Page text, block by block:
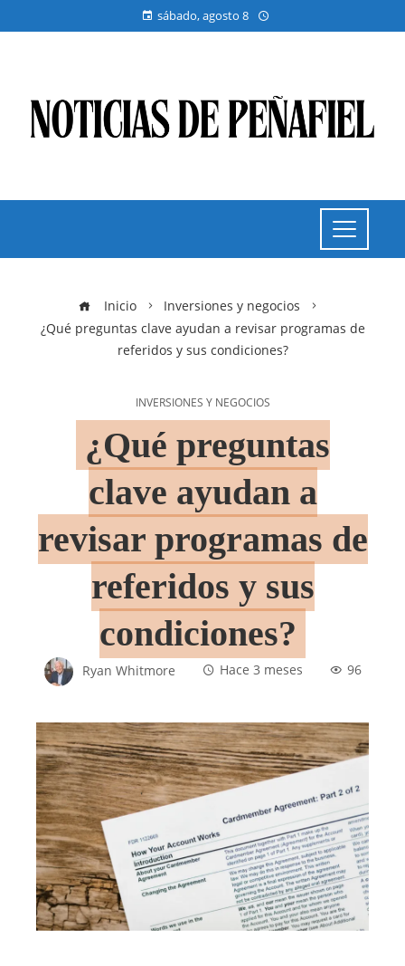
sábado, agosto 8
Inicio
Inversiones y negocios
¿Qué preguntas clave ayudan a revisar programas de
referidos y sus condiciones?
INVERSIONES Y NEGOCIOS
¿Qué preguntas
clave ayudan a
revisar programas de
referidos y sus
condiciones?
Ryan Whitmore Hace 3 meses 96